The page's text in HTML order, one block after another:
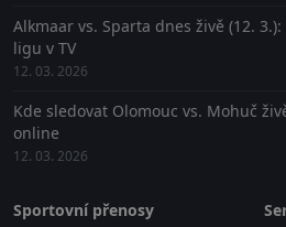
Alkmaar vs. Sparta dnes živě (12.
ligu v TV
12. 03. 2026
Kde sledovat Olomouc vs. Mohuč
online
12. 03. 2026
Sportovní přenosy